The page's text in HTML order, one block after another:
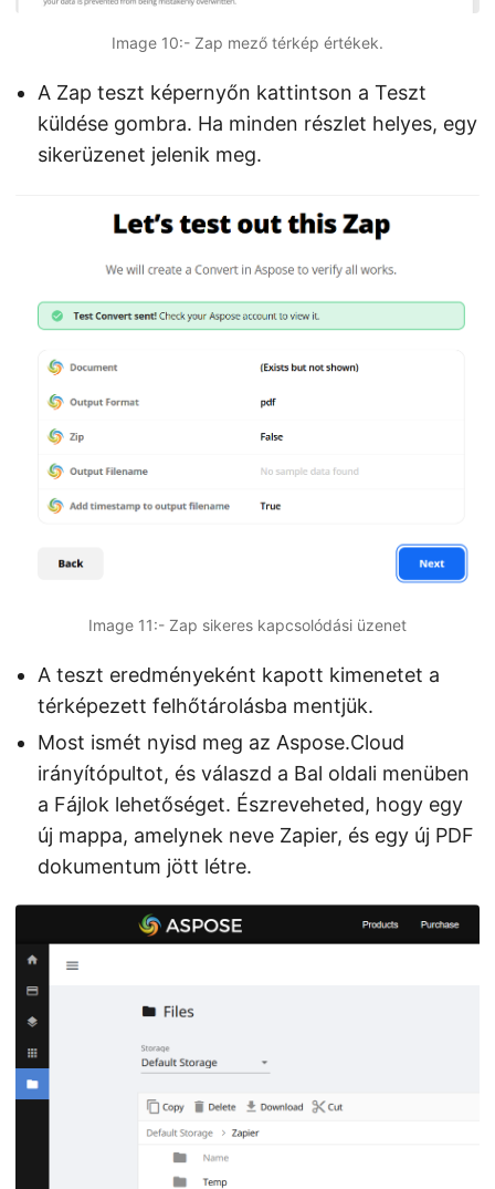
Image 10:- Zap mező térkép értékek.
A Zap teszt képernyőn kattintson a Teszt
küldése gombra. Ha minden részlet helyes, egy
sikerüzenet jelenik meg.
Image 11:- Zap sikeres kapcsolódási üzenet
A teszt eredményeként kapott kimenetet a
térképezett felhőtárolásba mentjük.
Most ismét nyisd meg az Aspose.Cloud
irányítópultot, és válaszd a Bal oldali menüben
a Fájlok lehetőséget. Észreveheted, hogy egy
új mappa, amelynek neve Zapier, és egy új PDF
dokumentum jött létre.